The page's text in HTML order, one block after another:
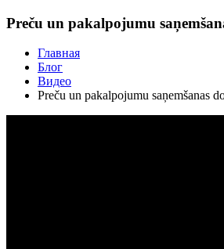
Preču un pakalpojumu
Главная
Блог
Видео
Preču un pakalpojumu saņemšanas